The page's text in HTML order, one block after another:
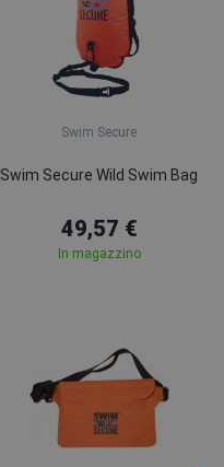
Swim Secure
Swim Secure Wild Swim Bag
49,57 €
In magazzino